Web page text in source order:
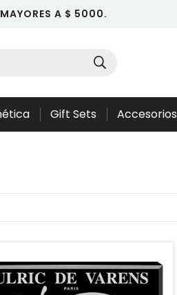
A $ 5000.
Gift Sets Accesorios